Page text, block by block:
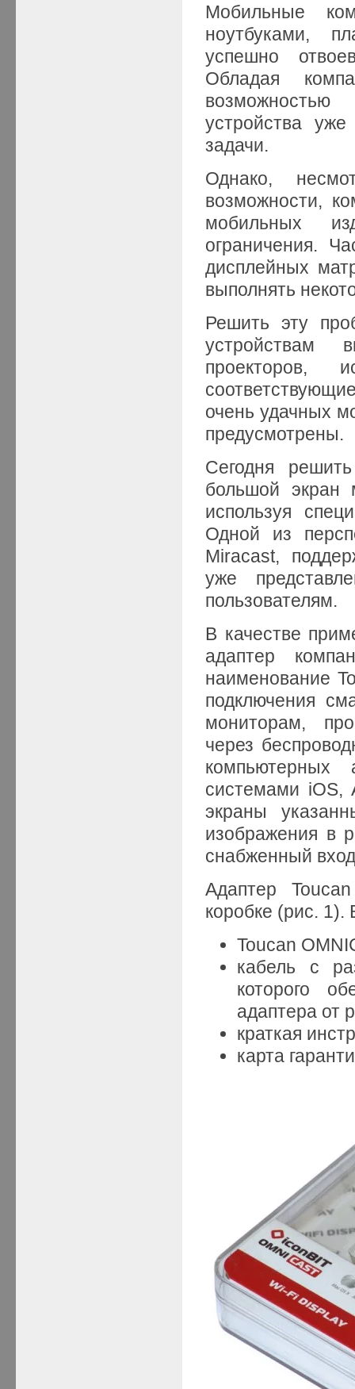
Мобильные
ноутбуками,
успешно
Обладая
устройства
задачи.
Однако,
возможности,
мобильных
ограничения.
дисплейных
выполнять
Решить эту
устройствам
проекторов,
очень удачных
предусмотрены.
Сегодня
большой экран
используя
Одной из
Miracast,
уже
пользователям.
В качестве
адаптер
наименование
подключения
мониторам,
через
компьютерных
системами iOS,
экраны
изображения в
снабженный
Адаптер
коробке (рис. 1).
Toucan
кабель с
которого
адаптера от
краткая
карта